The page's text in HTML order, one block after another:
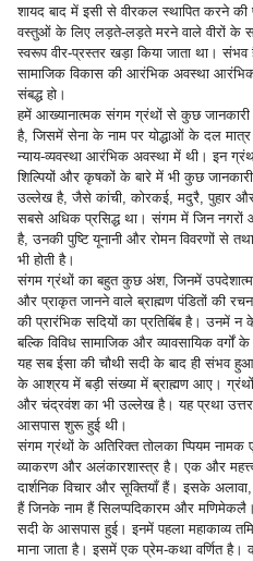
शायद बाद में इसी से वीरकल स्थापित करने की
वस्तुओं के लिए लड़ते-लड़ते मरने वाले वीरों के
स्वरूप वीर-प्रस्तर खड़ा किया जाता था। संभव
सामाजिक विकास की आरंभिक अवस्था
संबद्ध हो।
हमें आख्यानात्मक संगम ग्रंथों से कुछ जानकारी
है, जिसमें सेना के नाम पर योद्धाओं के दल
न्याय-व्यवस्था आरंभिक अवस्था में थी। इन
शिल्पियों और कृषकों के बारे में भी कुछ
उल्लेख है, जैसे कांची, कोरकई, मदुरै, पुहार और
सबसे अधिक प्रसिद्ध था। संगम में जिन नगरों
है, उनकी पुष्टि यूनानी और रोमन विवरणों से
भी होती है।
संगम ग्रंथों का बहुत कुछ अंश, जिनमें
और प्राकृत जानने वाले ब्राह्मण पंडितों की
की प्रारंभिक सदियों का प्रतिबिंब है। उनमें
बल्कि विविध सामाजिक और व्यावसायिक वर्गों
यह सब ईसा की चौथी सदी के बाद ही संभव
के आश्रय में बड़ी संख्या में ब्राह्मण आए।
और चंद्रवंश का भी उल्लेख है। यह प्रथा
आसपास शुरू हुई थी।
संगम ग्रंथों के अतिरिक्त तोलका प्पियम
व्याकरण और अलंकारशास्त्र है। एक और
दार्शनिक विचार और सूक्तियाँ हैं। इसके
हैं जिनके नाम हैं सिलप्पदिकारम और
सदी के आसपास हुई। इनमें पहला महाकाव्य
माना जाता है। इसमें एक प्रेम-कथा वर्णित